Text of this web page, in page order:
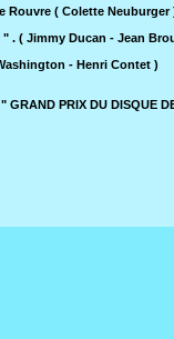
( Colette
" . ( Jimmy Ducan - Jean
- Henri Contet )
PRIX DU DISQUE